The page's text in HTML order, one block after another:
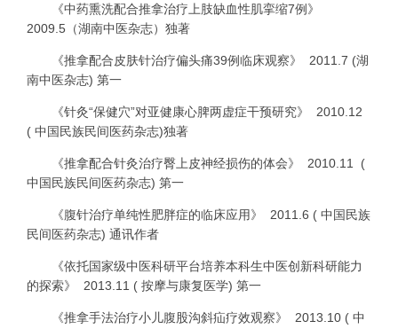
《中药熏洗配合推拿治疗上肢缺血性肌挛缩7例》
2009.5 （湖南中医杂志）独著
《推拿配合皮肤针治疗偏头痛39例临床观察》 2011.7 (湖
南中医杂志) 第一
《针灸“保健穴”对亚健康心脾两虚症干预研究》
2010.12
( 中国民族民间医药杂志)独著
《推拿配合针灸治疗臀上皮神经损伤的体会》 2010.11
(
中国民族民间医药杂志) 第一
《腹针治疗单纯性肥胖症的临床应用》 2011.6 ( 中国民族
民间医药杂志) 通讯作者
《依托国家级中医科研平台培养本科生中医创新科研能力
的探索》
2013.11 ( 按摩与康复医学) 第一
《推拿手法治疗小儿腹股沟斜疝疗效观察》 2013.10 ( 中